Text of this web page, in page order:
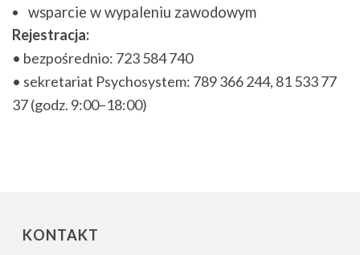
wsparcie w wypaleniu zawodowym
Rejestracja:
• bezpośrednio: 723 584 740
• sekretariat Psychosystem: 789 366 244, 81 533 77
37 (godz. 9:00–18:00)
KONTAKT